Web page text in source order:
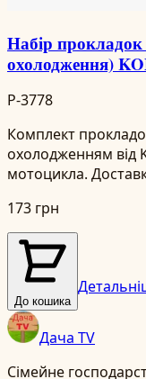
Набір прокладок
охолодження)
P-3778
Комплект
охолодженням від
мотоцикла.
173 грн
До кошика
Дача TV
Сімейне